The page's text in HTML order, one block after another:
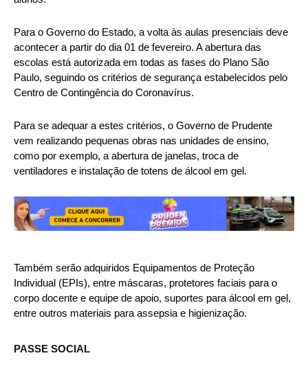
Para o Governo do Estado, a volta às aulas presenciais deve
acontecer a partir do dia 01 de fevereiro. A abertura das
escolas está autorizada em todas as fases do Plano São
Paulo, seguindo os critérios de segurança estabelecidos pelo
Centro de Contingência do Coronavírus.
Para se adequar a estes critérios, o Governo de Prudente
vem realizando pequenas obras nas unidades de ensino,
como por exemplo, a abertura de janelas, troca de
ventiladores e instalação de totens de álcool em gel.
Também serão adquiridos Equipamentos de Proteção
Individual (EPIs), entre máscaras, protetores faciais para o
corpo docente e equipe de apoio, suportes para álcool em gel,
entre outros materiais para assepsia e higienização.
PASSE SOCIAL